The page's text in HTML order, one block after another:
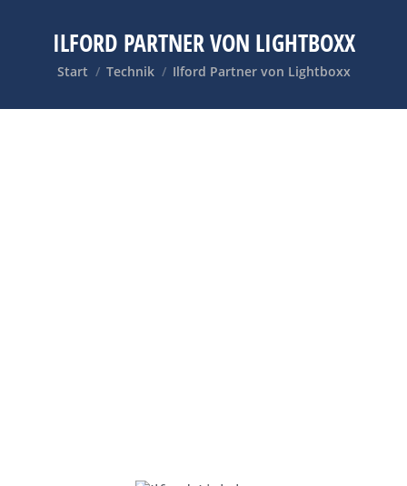
ILFORD PARTNER VON LIGHTBOXX
Sie befinden sich hier:
Start Technik Ilford Partner von Lightboxx